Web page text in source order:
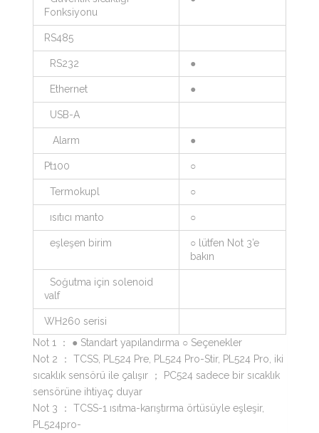
Fonksiyonu
RS485
RS232 ●
Ethernet ●
USB-A
Alarm ●
Pt100 ○
Termokupl ○
ısıtıcı manto ○
eşleşen birim
○ lütfen Not 3’e
bakın
Soğutma için solenoid
valf
WH260 serisi
Not 1 ： ● Standart yapılandırma ○ Seçenekler
Not 2 ： TCSS, PL524 Pre, PL524 Pro-Stir, PL524 Pro, iki
sıcaklık sensörü ile çalışır ； PC524 sadece bir sıcaklık
sensörüne ihtiyaç duyar
Not 3 ： TCSS-1 ısıtma-karıştırma örtüsüyle eşleşir,
PL524pro-